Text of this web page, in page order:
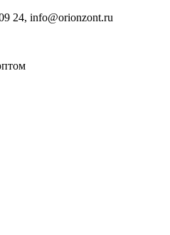
24, info@orionzont.ru